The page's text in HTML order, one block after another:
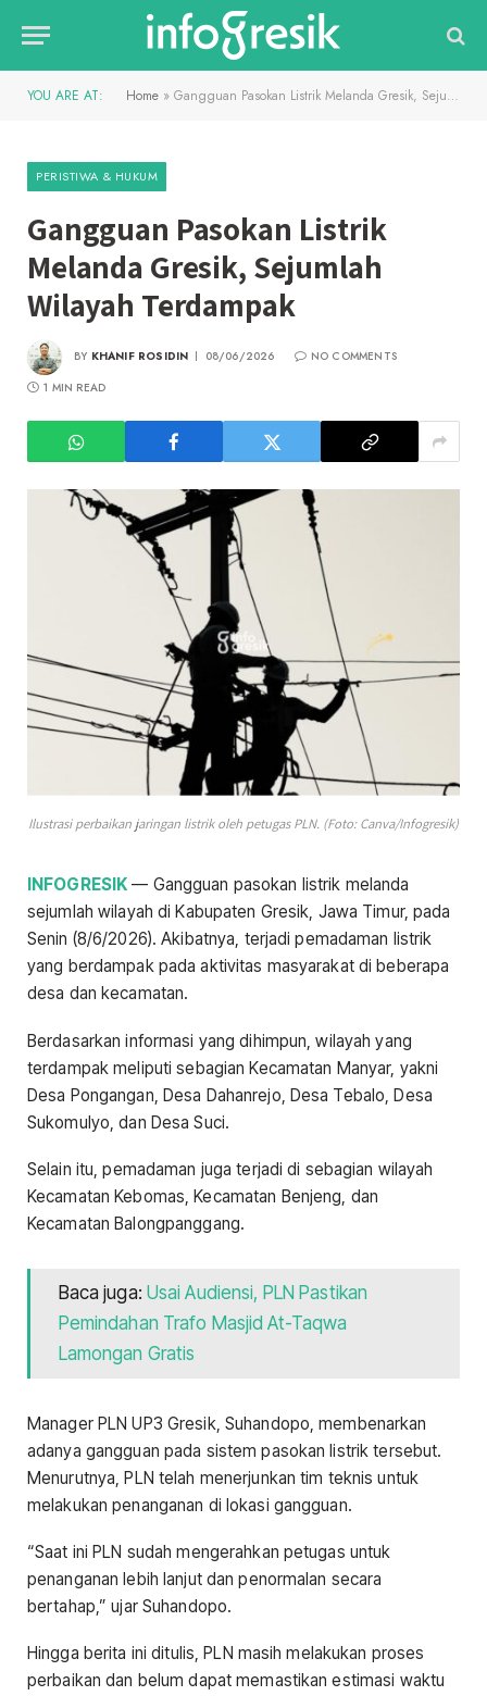
YOU ARE AT: Home » Gangguan Pasokan Listrik Melanda Gresik, Sejumlah Wilayah Terdampak
PERISTIWA & HUKUM
Gangguan Pasokan Listrik
Melanda Gresik, Sejumlah
Wilayah Terdampak
BY KHANIF ROSIDIN 08/06/2026
NO COMMENTS
1 MIN READ
Ilustrasi perbaikan jaringan listrik oleh petugas PLN. (Foto: Canva/Infogresik)
INFOGRESIK — Gangguan pasokan listrik melanda
sejumlah wilayah di Kabupaten Gresik, Jawa Timur, pada
Senin (8/6/2026). Akibatnya, terjadi pemadaman listrik
yang berdampak pada aktivitas masyarakat di beberapa
desa dan kecamatan.
Berdasarkan informasi yang dihimpun, wilayah yang
terdampak meliputi sebagian Kecamatan Manyar, yakni
Desa Pongangan, Desa Dahanrejo, Desa Tebalo, Desa
Sukomulyo, dan Desa Suci.
Selain itu, pemadaman juga terjadi di sebagian wilayah
Kecamatan Kebomas, Kecamatan Benjeng, dan
Kecamatan Balongpanggang.
Baca juga: Usai Audiensi, PLN Pastikan
Pemindahan Trafo Masjid At-Taqwa
Lamongan Gratis
Manager PLN UP3 Gresik, Suhandopo, membenarkan
adanya gangguan pada sistem pasokan listrik tersebut.
Menurutnya, PLN telah menerjunkan tim teknis untuk
melakukan penanganan di lokasi gangguan.
“Saat ini PLN sudah mengerahkan petugas untuk
penanganan lebih lanjut dan penormalan secara
bertahap,” ujar Suhandopo.
Hingga berita ini ditulis, PLN masih melakukan proses
perbaikan dan belum dapat memastikan estimasi waktu